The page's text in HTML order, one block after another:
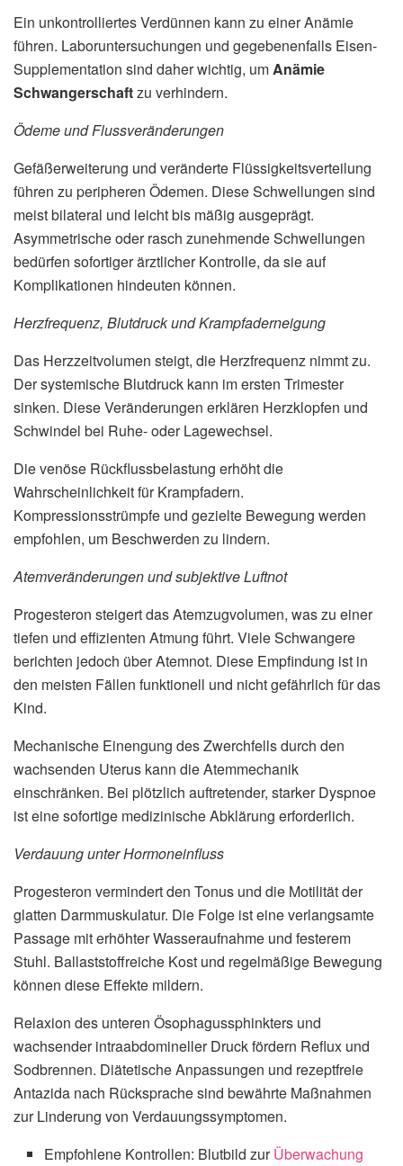
Ein unkontrolliertes Verdünnen kann zu einer Anämie
führen. Laboruntersuchungen und gegebenenfalls Eisen-
Supplementation sind daher wichtig, umAnämie
Schwangerschaftzu verhindern.
Ödeme und Flussveränderungen
Gefäßerweiterung und veränderte Flüssigkeitsverteilung
führen zu peripheren Ödemen. Diese Schwellungen sind
meist bilateral und leicht bis mäßig ausgeprägt.
Asymmetrische oder rasch zunehmende Schwellungen
bedürfen sofortiger ärztlicher Kontrolle, da sie auf
Komplikationen hindeuten können.
Herzfrequenz, Blutdruck und Krampfaderneigung
Das Herzzeitvolumen steigt, die Herzfrequenz nimmt zu.
Der systemische Blutdruck kann im ersten Trimester
sinken. Diese Veränderungen erklären Herzklopfen und
Schwindel bei Ruhe- oder Lagewechsel.
Die venöse Rückflussbelastung erhöht die
Wahrscheinlichkeit für Krampfadern.
Kompressionsstrümpfe und gezielte Bewegung werden
empfohlen, um Beschwerden zu lindern.
Atemveränderungen und subjektive Luftnot
Progesteron steigert das Atemzugvolumen, was zu einer
tiefen und effizienten Atmung führt. Viele Schwangere
berichten jedoch über Atemnot. Diese Empfindung ist in
den meisten Fällen funktionell und nicht gefährlich für das
Kind.
Mechanische Einengung des Zwerchfells durch den
wachsenden Uterus kann die Atemmechanik
einschränken. Bei plötzlich auftretender, starker Dyspnoe
ist eine sofortige medizinische Abklärung erforderlich.
Verdauung unter Hormoneinfluss
Progesteron vermindert den Tonus und die Motilität der
glatten Darmmuskulatur. Die Folge ist eine verlangsamte
Passage mit erhöhter Wasseraufnahme und festerem
Stuhl. Ballaststoffreiche Kost und regelmäßige Bewegung
können diese Effekte mildern.
Relaxion des unteren Ösophagussphinkters und
wachsender intraabdomineller Druck fördern Reflux und
Sodbrennen. Diätetische Anpassungen und rezeptfreie
Antazida nach Rücksprache sind bewährte Maßnahmen
zur Linderung von Verdauungssymptomen.
Empfohlene Kontrollen: Blutbild zurÜberwachung